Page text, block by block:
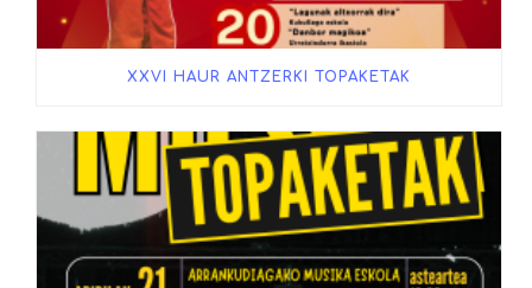
XXVI HAUR ANTZERKI TOPAKETAK